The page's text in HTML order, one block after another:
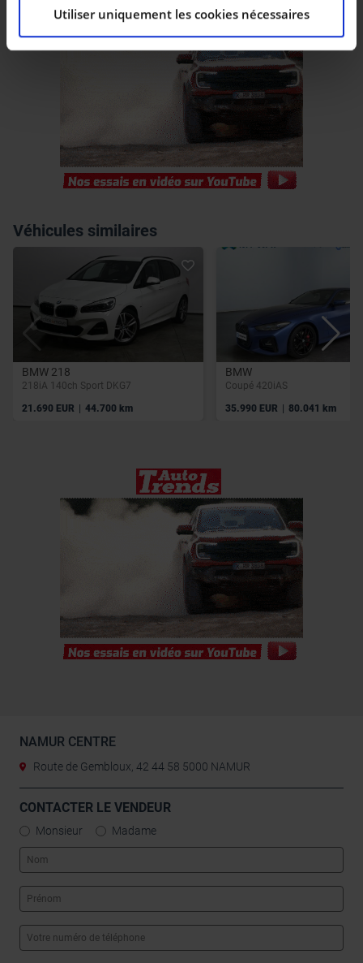
Les cookies nous permettent de personnaliser le
contenu et les annonces, d’offrir des fonctionnalités
relatives aux médias sociaux et d’analyser notre trafic.
Nous partageons également des informations sur
l’utilisation de notre site avec nos partenaires de
médias sociaux, de publicité et d’analyse, qui peuvent
combiner celles-ci avec d’autres informations que vous
leur avez fournies ou qu’ils ont collectées lors de votre
utilisation de leurs services.
Utiliser uniquement les cookies nécessaires
Véhicules similaires
BMW 218
218iA 140ch Sport DKG7
21.690 EUR | 44.700 km
BMW
Coupé 420iAS
35.990 EUR | 80.041 km
NAMUR CENTRE
Route de Gembloux, 42 44 58 5000 NAMUR
CONTACTER LE VENDEUR
Monsieur Madame